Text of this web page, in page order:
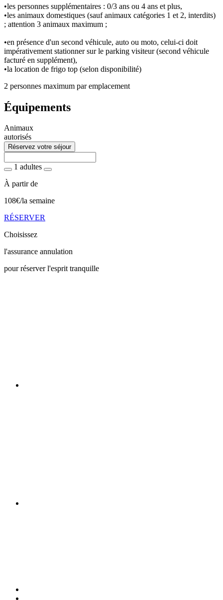
•les personnes supplémentaires : 0/3 ans ou 4 ans et plus,
•les animaux domestiques (sauf animaux catégories 1 et 2, interdits)
; attention 3 animaux maximum ;
•en présence d'un second véhicule, auto ou moto, celui-ci doit
impérativement stationner sur le parking visiteur (second véhicule
facturé en supplément),
•la location de frigo top (selon disponibilité)
2 personnes maximum par emplacement
Équipements
Animaux
autorisés
Réservez votre séjour
1 adultes
À partir de
108€/la semaine
RÉSERVER
Choisissez
l'assurance annulation
pour réserver l'esprit tranquille